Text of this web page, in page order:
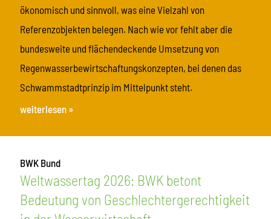
ökonomisch und sinnvoll, was eine Vielzahl von
Referenzobjekten belegen. Nach wie vor fehlt aber die
bundesweite und flächendeckende Umsetzung von
Regenwasserbewirtschaftungskonzepten, bei denen das
Schwammstadtprinzip im Mittelpunkt steht.
weiterlesen »
BWK Bund
Weltwassertag 2026: BWK betont
Bedeutung von Geschlechtergerechtigkeit